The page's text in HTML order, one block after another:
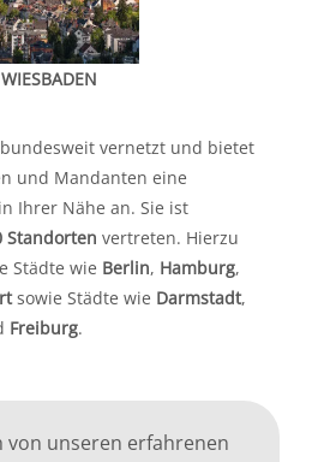
WIESBADEN
bundesweit vernetzt und bietet
und Mandanten eine
Ihrer Nähe an. Sie ist
Standorten vertreten. Hierzu
Städte wie Berlin, Hamburg,
sowie Städte wie Darmstadt,
Freiburg.
von unseren erfahrenen